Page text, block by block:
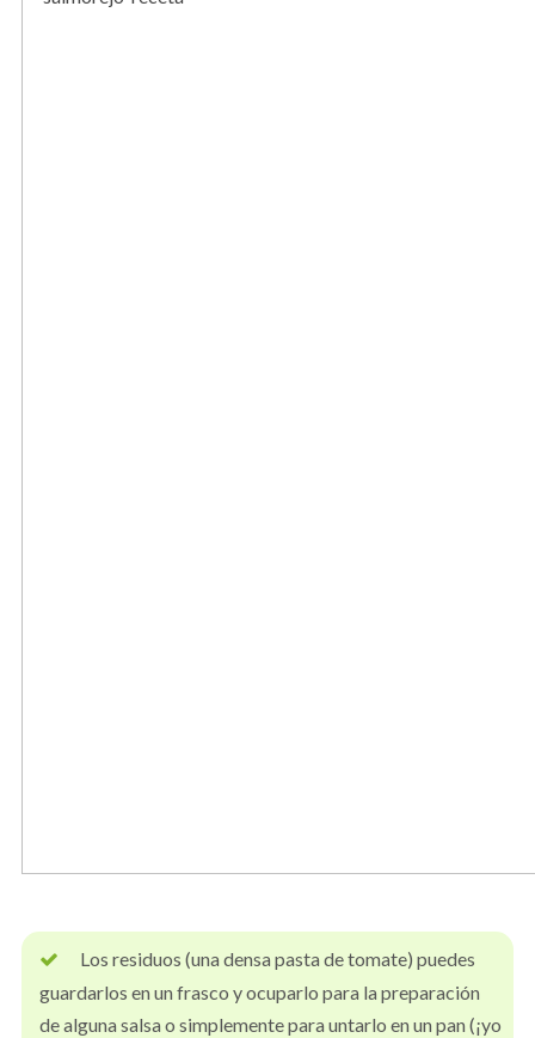
Los residuos (una densa pasta de tomate) puedes
guardarlos en un frasco y ocuparlo para la preparación
de alguna salsa o simplemente para untarlo en un pan (¡yo